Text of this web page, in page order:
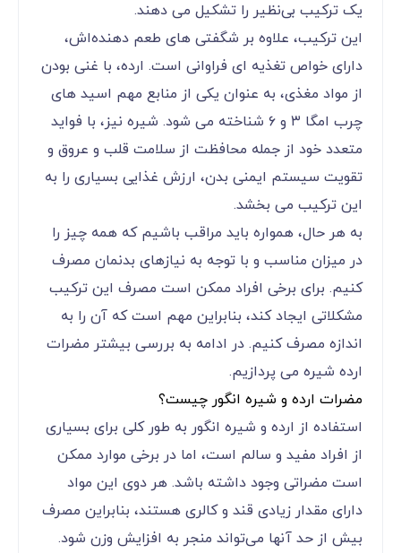
یک ترکیب بی‌نظیر را تشکیل می دهند.
این ترکیب، علاوه بر شگفتی ‌های طعم ‌دهنده‌اش،
دارای خواص تغذیه ‌ای فراوانی است. ارده، با غنی بودن
از مواد مغذی، به عنوان یکی از منابع مهم اسید های
چرب امگا ۳ و ۶ شناخته می ‌شود. شیره نیز، با فواید
متعدد خود از جمله محافظت از سلامت قلب و عروق و
تقویت سیستم ایمنی بدن، ارزش غذایی بسیاری را به
این ترکیب می ‌بخشد.
به هر حال، همواره باید مراقب باشیم که همه چیز را
در میزان مناسب و با توجه به نیازهای بدنمان مصرف
کنیم. برای برخی افراد ممکن است مصرف این ترکیب
مشکلاتی ایجاد کند، بنابراین مهم است که آن را به
اندازه مصرف کنیم. در ادامه به بررسی بیشتر مضرات
ارده شیره می پردازیم.
مضرات ارده و شیره انگور چیست؟
استفاده از ارده و شیره انگور به طور کلی برای بسیاری
از افراد مفید و سالم است، اما در برخی موارد ممکن
است مضراتی وجود داشته باشد. هر دوی این مواد
دارای مقدار زیادی قند و کالری هستند، بنابراین مصرف
بیش از حد آنها می‌تواند منجر به افزایش وزن شود.